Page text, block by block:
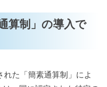
算制」の導入で
た「簡素通算制」によ